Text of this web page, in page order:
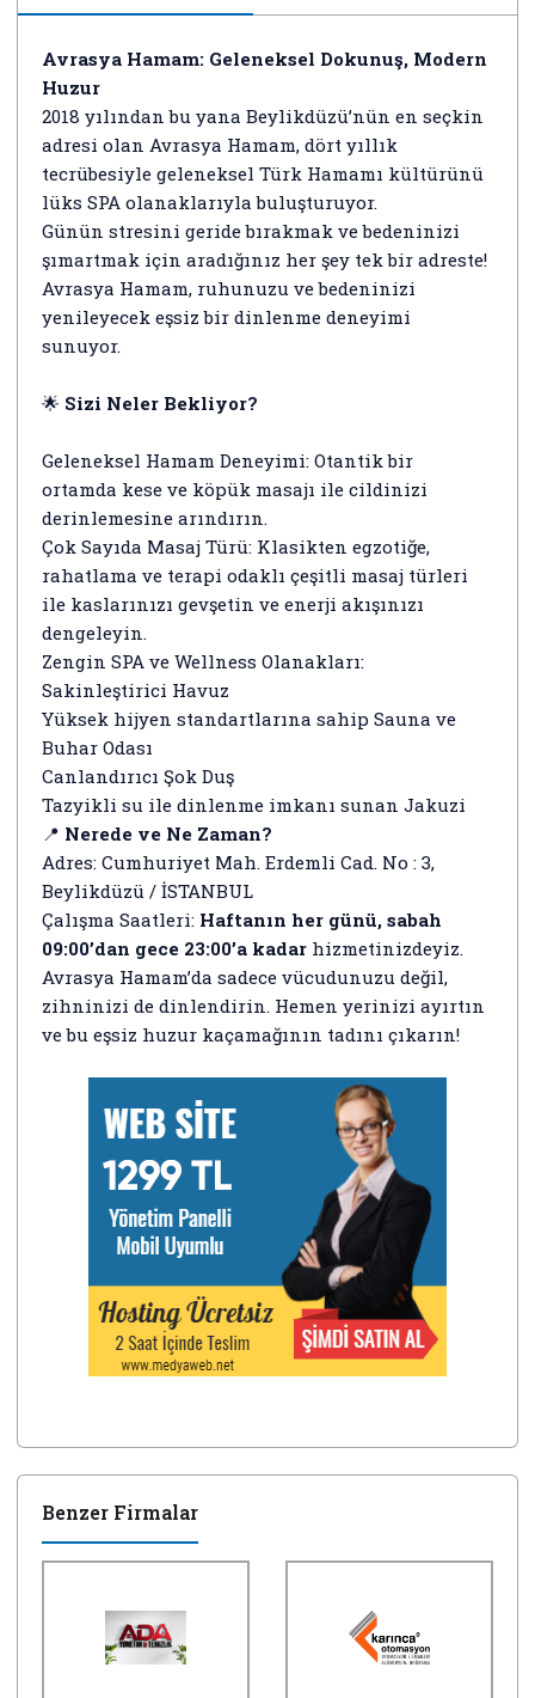
Avrasya Hamam: Geleneksel Dokunuş, Modern
Huzur
2018 yılından bu yana Beylikdüzü’nün en seçkin
adresi olan Avrasya Hamam, dört yıllık
tecrübesiyle geleneksel Türk Hamamı kültürünü
lüks SPA olanaklarıyla buluşturuyor.
Günün stresini geride bırakmak ve bedeninizi
şımartmak için aradığınız her şey tek bir adreste!
Avrasya Hamam, ruhunuzu ve bedeninizi
yenileyecek eşsiz bir dinlenme deneyimi
sunuyor.
🌟 Sizi Neler Bekliyor?
Geleneksel Hamam Deneyimi: Otantik bir
ortamda kese ve köpük masajı ile cildinizi
derinlemesine arındırın.
Çok Sayıda Masaj Türü: Klasikten egzotiğe,
rahatlama ve terapi odaklı çeşitli masaj türleri
ile kaslarınızı gevşetin ve enerji akışınızı
dengeleyin.
Zengin SPA ve Wellness Olanakları:
Sakinleştirici Havuz
Yüksek hijyen standartlarına sahip Sauna ve
Buhar Odası
Canlandırıcı Şok Duş
Tazyikli su ile dinlenme imkanı sunan Jakuzi
📍 Nerede ve Ne Zaman?
Adres: Cumhuriyet Mah. Erdemli Cad. No : 3,
Beylikdüzü / İSTANBUL
Çalışma Saatleri: Haftanın her günü, sabah
09:00’dan gece 23:00’a kadar hizmetinizdeyiz.
Avrasya Hamam’da sadece vücudunuzu değil,
zihninizi de dinlendirin. Hemen yerinizi ayırtın
ve bu eşsiz huzur kaçamağının tadını çıkarın!
Benzer Firmalar